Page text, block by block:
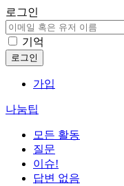
로그인
기억
가입
나눔팁
모든 활동
질문
이슈!
답변 없음